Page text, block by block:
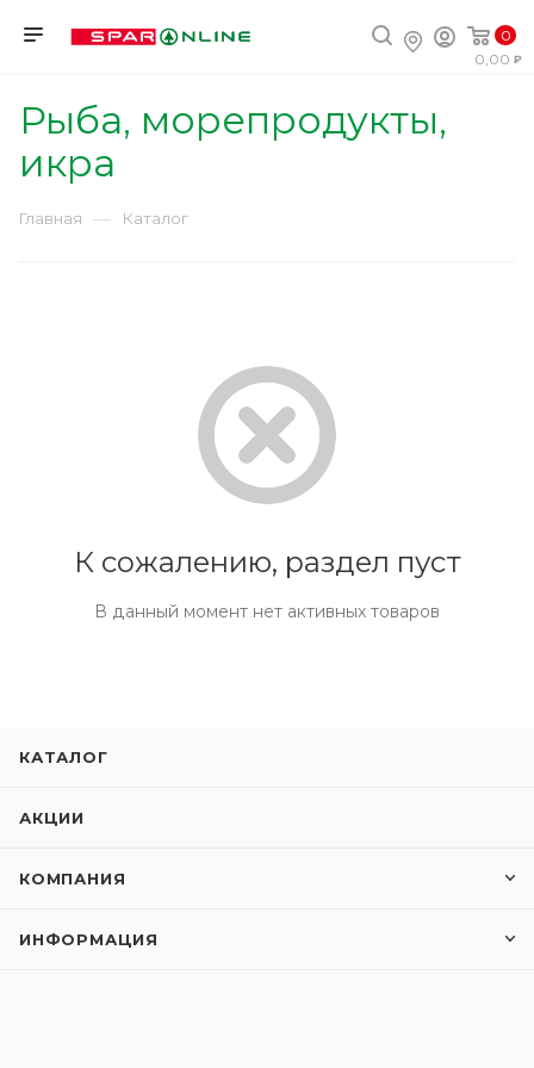
0
0,00
Рыба, морепродукты,
икра
Главная — Каталог
К сожалению, раздел пуст
В данный момент нет активных товаров
КАТАЛОГ
АКЦИИ
КОМПАНИЯ
ИНФОРМАЦИЯ